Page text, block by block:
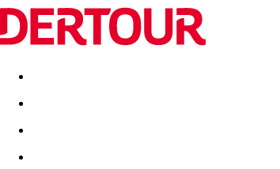
Destinatii Vacanta perfecta OFERTE DE